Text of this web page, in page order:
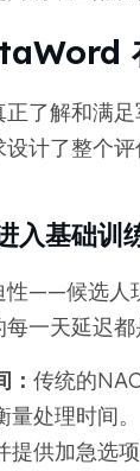
正了解和满
计了整个
入基础训
性——候选人
一天延迟
传统的
量处理时间
提供加急选